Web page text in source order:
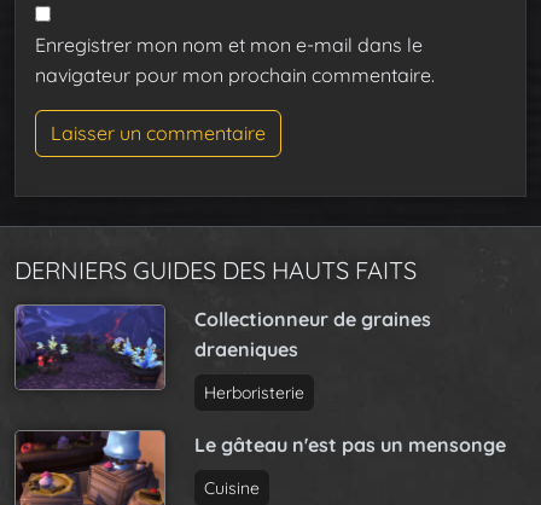
Enregistrer mon nom et mon e-mail dans le
navigateur pour mon prochain commentaire.
DERNIERS GUIDES DES HAUTS FAITS
Collectionneur de graines
draeniques
Herboristerie
Le gâteau n'est pas un mensonge
Cuisine